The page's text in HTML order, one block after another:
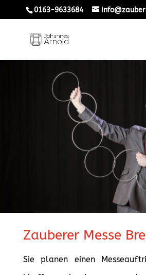
0163-9633684
Zauberer Messe
Sie planen einen